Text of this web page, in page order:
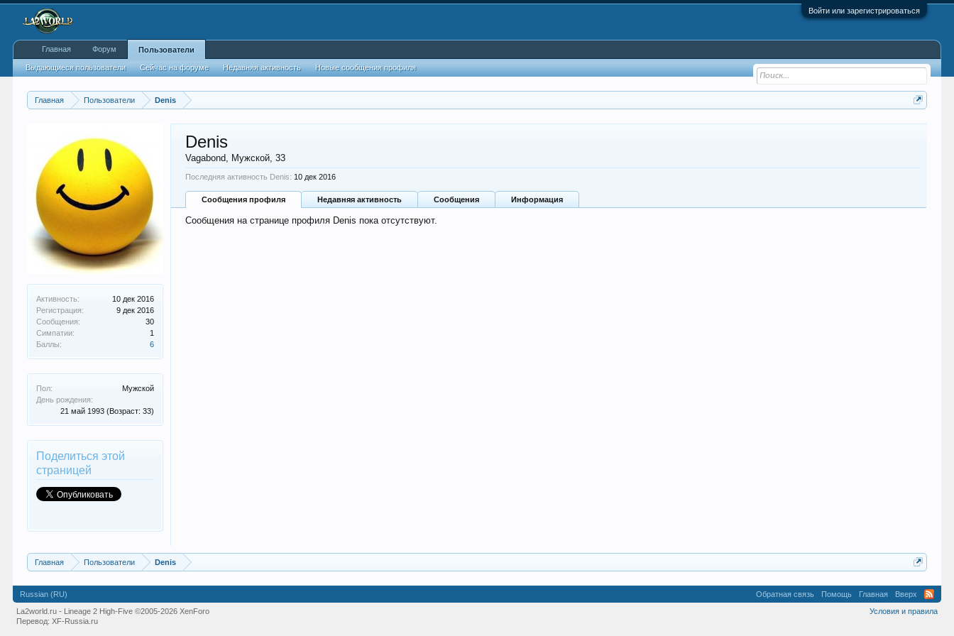
Войти или зарегистрироваться
Главная Пользователи Denis
Активность:
10 дек 2016
Регистрация:
9 дек 2016
Сообщения:
30
Симпатии:
1
Баллы:
6
Пол:
Мужской
День рождения:
21 май 1993 (Возраст: 33)
Поделиться этой
страницей
Denis
Vagabond, Мужской, 33
Последняя активность Denis: 10 дек 2016
Сообщения профиля Недавняя активность Сообщения Информация
Сообщения на странице профиля Denis пока отсутствуют.
Главная Пользователи Denis
Главная Форум Пользователи
Выдающиеся пользователи Сейчас на форуме Недавняя активность Новые сообщения профиля
Russian (RU) Обратная связь Помощь Главная
Вверх
Условия и правила
La2world.ru - Lineage 2 High-Five©2005-2026 XenForo
Перевод:XF-Russia.ru